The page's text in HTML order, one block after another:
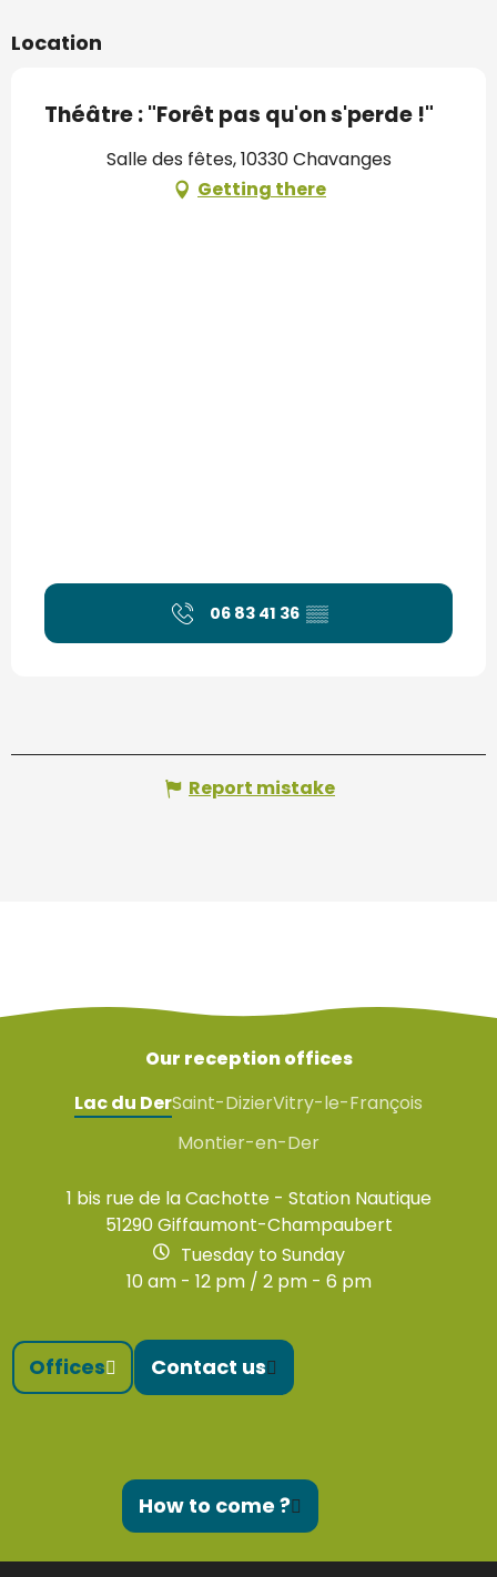
Location
Théâtre : "Forêt pas qu'on s'perde !"
Salle des fêtes, 10330 Chavanges
Getting there
06 83 41 36 ▒▒
Report mistake
Our reception offices
Lac du DerSaint-DizierVitry-le-François
Montier-en-Der
1 bis rue de la Cachotte - Station Nautique
51290 Giffaumont-Champaubert
Tuesday to Sunday
10 am - 12 pm / 2 pm - 6 pm
Offices Contact us
How to come ?